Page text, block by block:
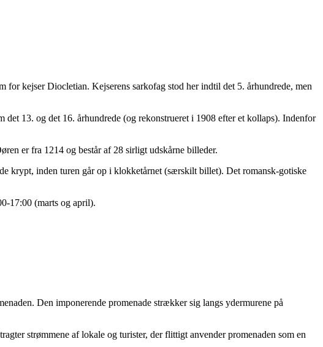
kejser Diocletian. Kejserens sarkofag stod her indtil det 5. århundrede, men
13. og det 16. århundrede (og rekonstrueret i 1908 efter et kollaps). Indenfor
er fra 1214 og består af 28 sirligt udskårne billeder.
krypt, inden turen går op i klokketårnet (særskilt billet). Det romansk-gotiske
17:00 (marts og april).
Den imponerende promenade strækker sig langs ydermurene på
strømmene af lokale og turister, der flittigt anvender promenaden som en